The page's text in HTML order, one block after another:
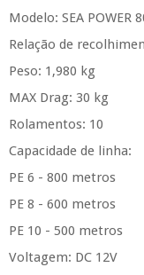
Modelo: SEA POWER
Relação de
Peso: 1,980 kg
MAX Drag: 30 kg
Rolamentos: 10
Capacidade de linha:
PE 6 - 800 metros
PE 8 - 600 metros
PE 10 - 500 metros
Voltagem: DC 12V